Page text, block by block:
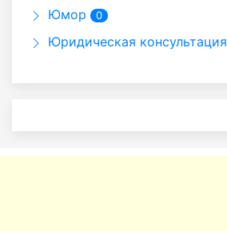
Юмор 0
Юридическая консультация